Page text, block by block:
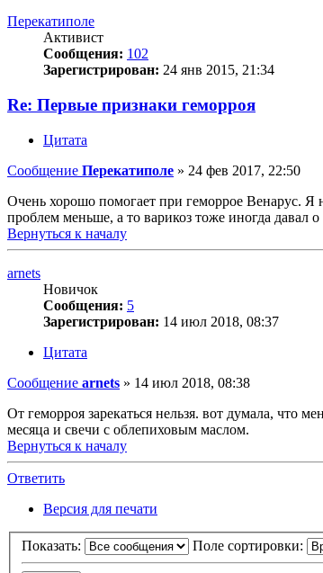
Перекатиполе
Активист
Сообщения: 102
Зарегистрирован: 24 янв 2015, 21:34
Re: Первые признаки геморроя
Цитата
Сообщение Перекатиполе » 24 фев 2017, 22:50
Очень хорошо помогает при геморрое Венарус. Я
проблем меньше, а то варикоз тоже иногда давал о
Вернуться к началу
arnets
Новичок
Сообщения: 5
Зарегистрирован: 14 июл 2018, 08:37
Цитата
Сообщение arnets » 14 июл 2018, 08:38
От геморроя зарекаться нельзя. вот думала, что
месяца и свечи с облепиховым маслом.
Вернуться к началу
Ответить
Версия для печати
Показать: Поле сортировки: